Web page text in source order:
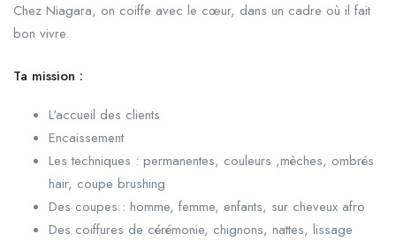
Chez Niagara, on coiffe avec le cœur, dans un cadre où il fait
bon vivre.
Ta mission :
L'accueil des clients
Encaissement
Les techniques : permanentes, couleurs ,mèches, ombrés
hair, coupe brushing
Des coupes : homme, femme, enfants, sur cheveux afro
Des coiffures de cérémonie, chignons, nattes, lissage